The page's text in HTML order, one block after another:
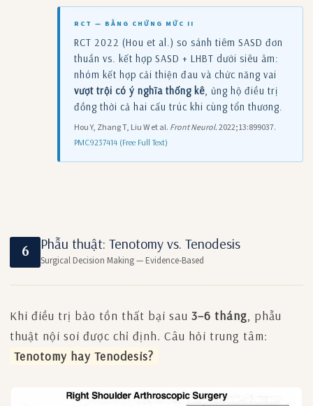
RCT — BẰNG CHỨNG MỨC II
RCT 2022 (Hou et al.) so sánh tiêm SASD đơn
thuần vs. kết hợp SASD + LHBT dưới siêu âm:
nhóm kết hợp cải thiện đau và chức năng vai
vượt trội có ý nghĩa thống kê, ủng hộ điều trị
đồng thời cả hai cấu trúc khi cùng tổn thương.
Hou Y, Zhang T, Liu W et al. Front Neurol.2022;13:899037.
PMC9237414 (Free Full Text)
6 Phẫu thuật: Tenotomy vs. Tenodesis
Surgical Decision Making — Evidence-Based
Khi điều trị bảo tồn thất bại sau 3–6 tháng , phẫu
thuật nội soi được chỉ định. Câu hỏi trung tâm:
Tenotomy hay Tenodesis?